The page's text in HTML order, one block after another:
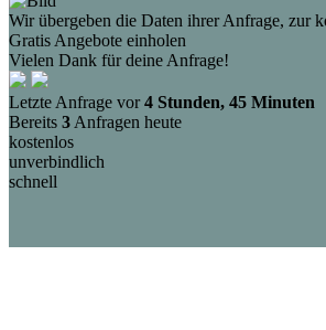
Wir übergeben die Daten ihrer Anfrage, zur
Gratis Angebote einholen
Vielen Dank für deine Anfrage!
Letzte Anfrage vor4 Stunden, 45 Minuten
Bereits 3 Anfragen heute
kostenlos
unverbindlich
schnell